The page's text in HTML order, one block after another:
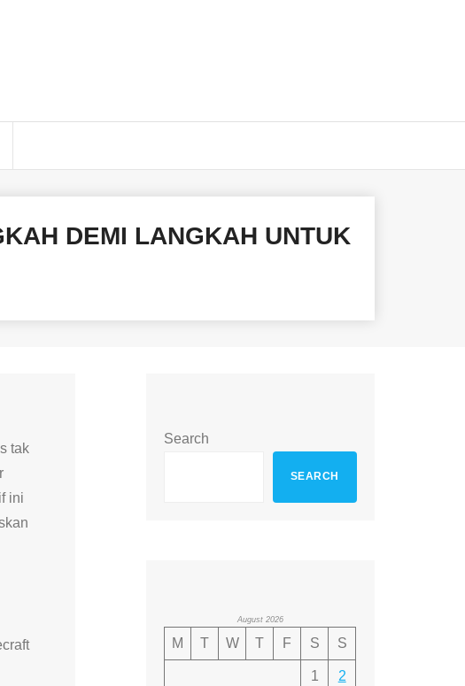
DEMI LANGKAH UNTUK
tak
ini
Search
SEARCH
August 2026
M T W T F S S
1 2